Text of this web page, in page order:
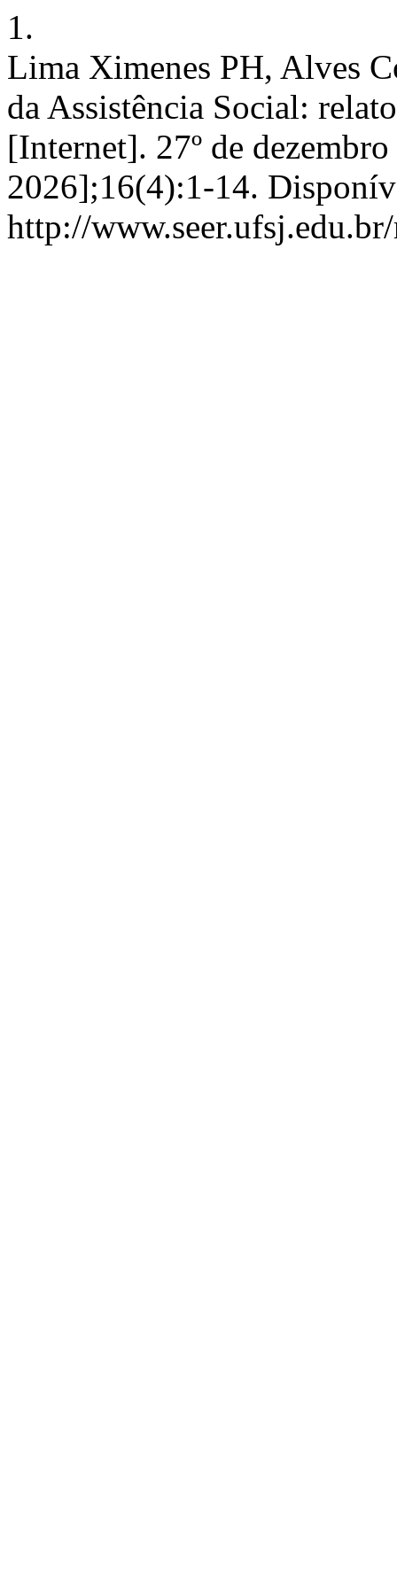
1.
Lima Ximenes PH, Alves
da Assistência Social:
[Internet]. 27º de
2026];16(4):1-14.
http://